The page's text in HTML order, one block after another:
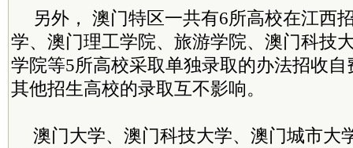
另外， 澳门特区一共有6所高校在江西
学、澳门理工学院、旅游学院、澳门科技
学院等5所高校采取单独录取的办法招收
其他招生高校的录取互不影响。
澳门大学、澳门科技大学、澳门城市大